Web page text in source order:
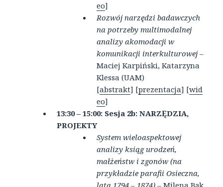
eo]
Rozwój narzędzi badawczych
na potrzeby multimodalnej
analizy akomodacji w
komunikacji interkulturowej–
Maciej Karpiński, Katarzyna
Klessa (UAM)
[abstrakt] [prezentacja] [wid
eo]
13:30 – 15:00: Sesja 2b:NARZĘDZIA,
PROJEKTY
System wieloaspektowej
analizy ksiąg urodzeń,
małżeństw i zgonów (na
przykładzie parafii Osieczna,